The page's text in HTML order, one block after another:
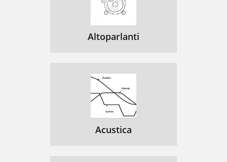
Altoparlanti
Acustica